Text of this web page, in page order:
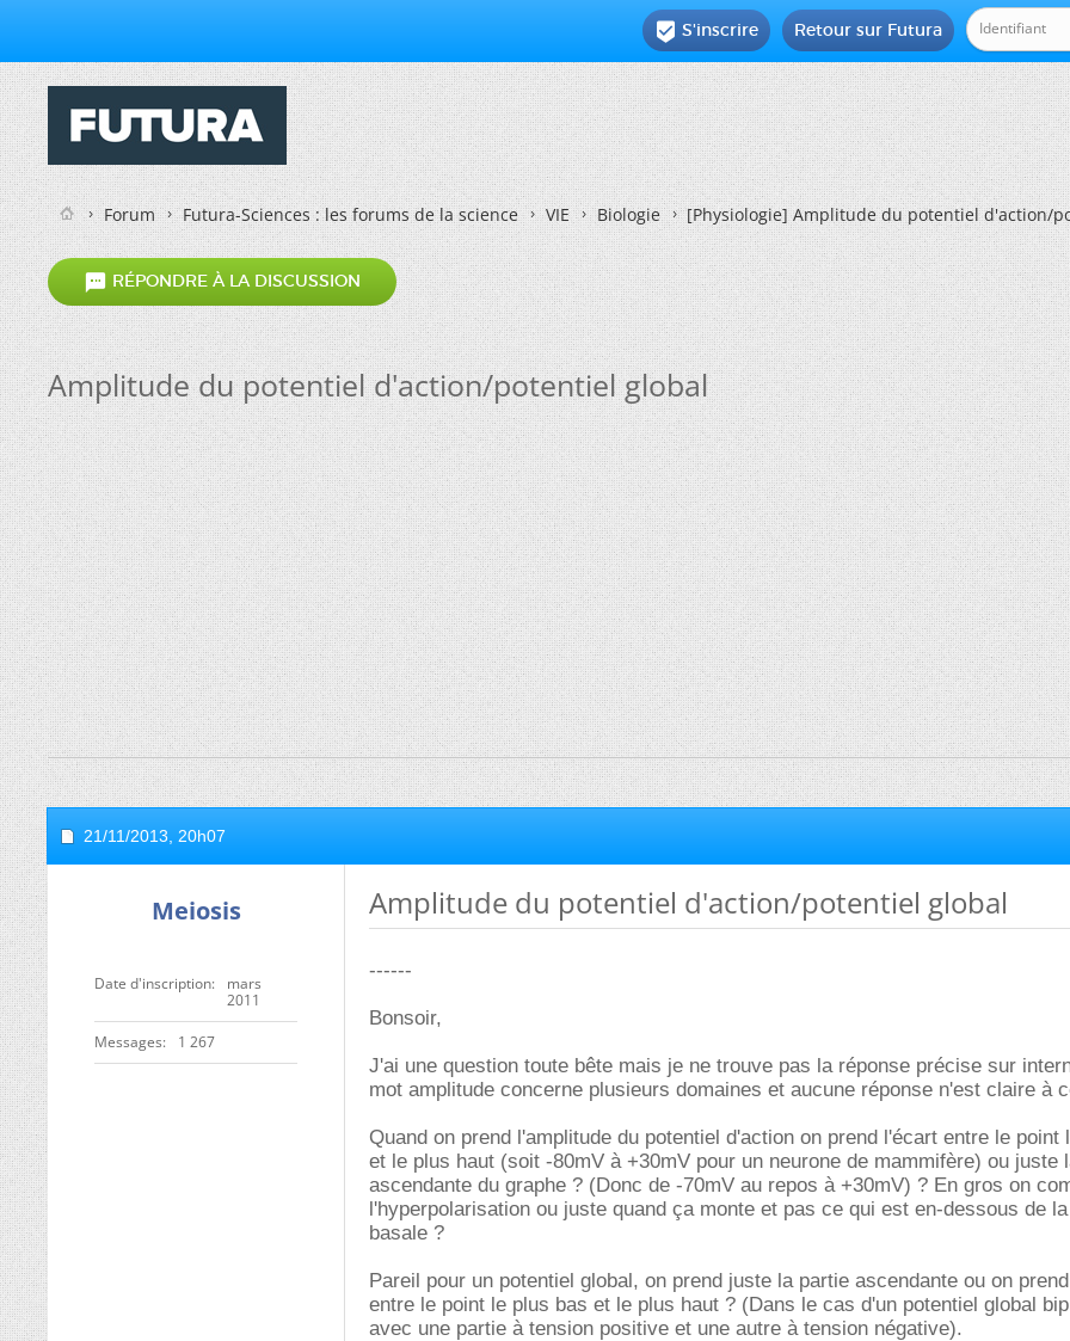
Retour sur Futura
 S'inscrire
Forum Futura-Sciences : les forums de la science VIE Biologie [Physiologie]Amplitude du potentiel d'action/
 RÉPONDRE À LA DISCUSSION
Amplitude du potentiel d'action/potentiel global
21/11/2013, 20h07
Meiosis
Date d'inscription
mars
2011
Messages 1 267
Amplitude du potentiel d'action/potentiel global
------
Bonsoir,
J'ai une question toute bête mais je ne trouve pas la réponse précise sur
mot amplitude concerne plusieurs domaines et aucune réponse n'est claire à
Quand on prend l'amplitude du potentiel d'action on prend l'écart entre le point
et le plus haut (soit -80mV à +30mV pour un neurone de mammifère) ou juste
ascendante du graphe ? (Donc de -70mV au repos à +30mV) ? En gros on
l'hyperpolarisation ou juste quand ça monte et pas ce qui est en-dessous de
basale ?
Pareil pour un potentiel global, on prend juste la partie ascendante ou on
entre le point le plus bas et le plus haut ? (Dans le cas d'un potentiel global
avec une partie à tension positive et une autre à tension négative).